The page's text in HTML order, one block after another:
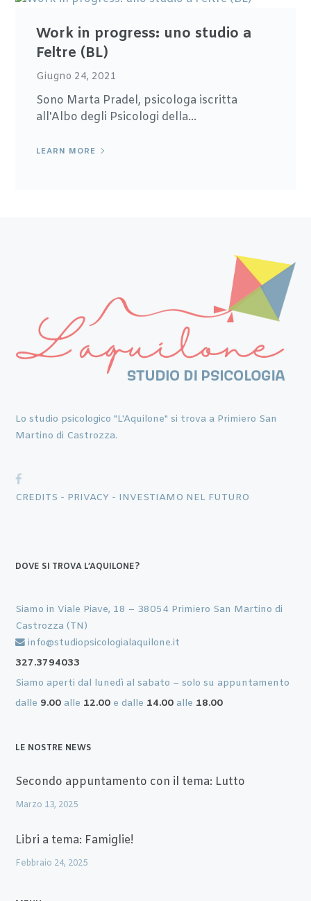
Work in progress: uno studio a
Feltre (BL)
Giugno 24, 2021
Sono Marta Pradel, psicologa iscritta
all'Albo degli Psicologi della...
LEARN MORE
Lo studio psicologico "L'Aquilone" si trova a Primiero San
Martino di Castrozza.
CREDITS - PRIVACY - INVESTIAMO NEL FUTURO
DOVE SI TROVA L’AQUILONE?
Siamo in Viale Piave, 18 – 38054 Primiero San Martino di
Castrozza (TN)
info@studiopsicologialaquilone.it
327.3794033
Siamo aperti dal lunedì al sabato – solo su appuntamento
dalle 9.00 alle 12.00 e dalle 14.00 alle 18.00
LE NOSTRE NEWS
Secondo appuntamento con il tema: Lutto
Marzo 13, 2025
Libri a tema: Famiglie!
Febbraio 24, 2025